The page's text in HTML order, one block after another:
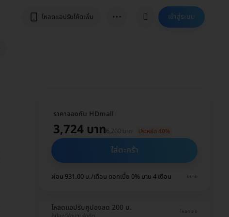
โหลดแอปรับโค้ดเพิ่ม ⋯ เข้าสู่ระบบ
ราคาจองกับ HDmall
3,724 บาท6,200 บาท ประหยัด 40%
ใส่ตะกร้า
ผ่อน 931.00 บ./เดือน ดอกเบี้ย 0% นาน 4 เดือน ขยาย
โหลดแอปรับคูปองลด 200 บ. โหลดเลย